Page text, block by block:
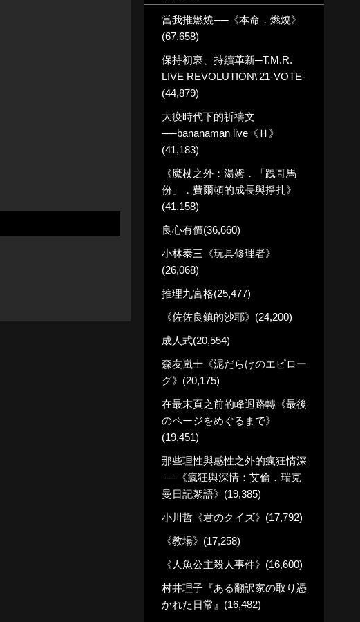
當我推燃燒──《本命，燃燒》
(67,658)
保持初衷、持續革新─T.M.R.
LIVE REVOLUTION\'21-VOTE-
(44,879)
大疫時代下的祈禱文
──bananaman live《Ｈ》
(41,183)
《魔杖之外：湯姆．「跩哥馬
份」．費爾頓的成長與掙扎》
(41,158)
良心有價(36,660)
小林泰三《玩具修理者》
(26,068)
推理九宮格(25,477)
《佐佐良鎮的沙耶》(24,200)
成人式(20,554)
森友嵐士《泥だらけのエピロー
グ》(20,175)
在最末頁之前的峰迴路轉《最後
のページをめぐるまで》
(19,451)
那些理性與感性之外的瘋狂情深
──《瘋狂與深情：艾倫．瑞克
曼日記絮語》(19,385)
小川哲《君のクイズ》(17,792)
《教場》(17,258)
《人魚公主殺人事件》(16,600)
村井理子『ある翻訳家の取り憑
かれた日常』(16,482)